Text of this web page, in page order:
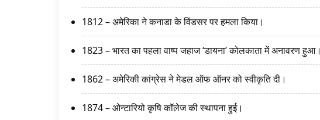
1812 – अमेरिका ने कनाडा के विंडसर पर हमला किया।
1823 – भारत का पहला वाष्प जहाज ‘डायना’ कोलकाता में अनावरण हुआ।
1862 – अमेरिकी कांग्रेस ने मेडल ऑफ ऑनर को स्वीकृति दी।
1874 – ओन्टारियो कृषि कॉलेज की स्थापना हुई।